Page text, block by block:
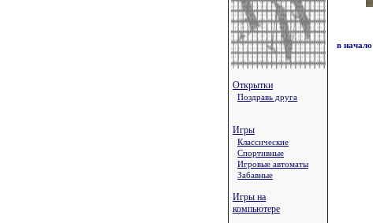
Открытки
Поздравь друга
Игры
Классические
Спортивные
Игровые автоматы
Забавные
Игры на
компьютере
в начало